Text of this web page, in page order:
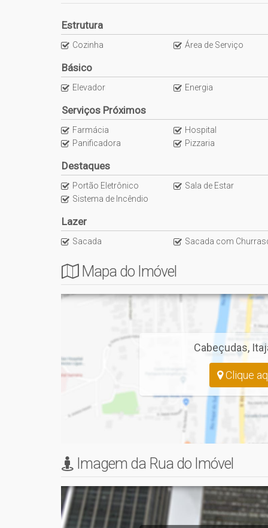
Sacada com churrasqueira
4 Vagas de garagem
-> Valor sujeito a alteração conforme tabela da
Nos chame pelo ícone do WhatsApp para marcarmos
Estrutura
Cozinha Área de Serviço
Básico
Elevador Energia
Serviços Próximos
Farmácia Hospital
Panificadora
Pizzaria
Destaques
Portão Eletrônico Sala de Estar
Sistema de Incêndio
Lazer
Sacada Sacada com
Mapa do Imóvel
Cabeçudas,
Clique
Imagem da Rua do Imóvel